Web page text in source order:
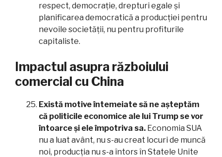
respect, democrație, drepturi egale și
planificarea democratică a producției pentru
nevoile societății, nu pentru profiturile
capitaliste.
Impactul asupra războiului
comercial cu China
Există motive întemeiate să ne așteptăm
că politicile economice ale lui Trump se vor
întoarce și ele împotriva sa. Economia SUA
nu a luat avânt, nu s-au creat locuri de muncă
noi, producția nu s-a întors în Statele Unite